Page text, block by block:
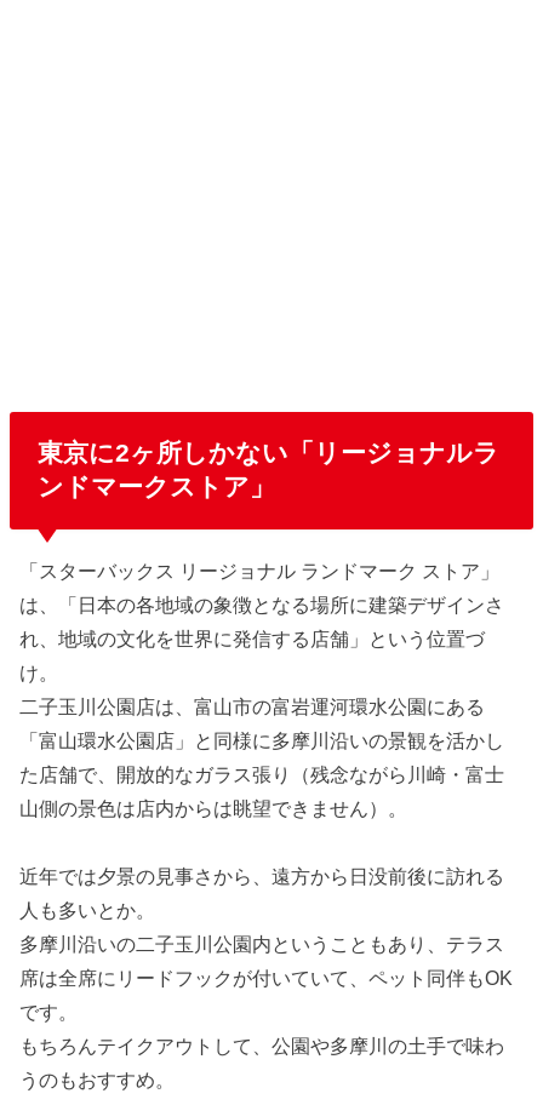
東京に2ヶ所しかない「リージョナルラ
ンドマークストア」
「スターバックス リージョナル ランドマーク ストア」
は、「日本の各地域の象徴となる場所に建築デザインさ
れ、地域の文化を世界に発信する店舗」という位置づ
け。
二子玉川公園店は、富山市の富岩運河環水公園にある
「富山環水公園店」と同様に多摩川沿いの景観を活かし
た店舗で、開放的なガラス張り（残念ながら川崎・富士
山側の景色は店内からは眺望できません）。
近年では夕景の見事さから、遠方から日没前後に訪れる
人も多いとか。
多摩川沿いの二子玉川公園内ということもあり、テラス
席は全席にリードフックが付いていて、ペット同伴もOK
です。
もちろんテイクアウトして、公園や多摩川の土手で味わ
うのもおすすめ。